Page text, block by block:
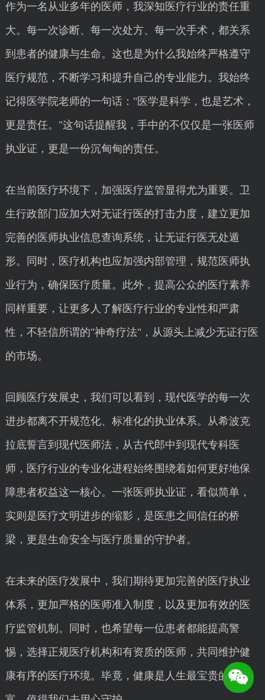
作为一名从业多年的医师，我深知医疗行业的责任重
大。每一次诊断、每一次处方、每一次手术，都关系
到患者的健康与生命。这也是为什么我始终严格遵守
医疗规范，不断学习和提升自己的专业能力。我始终
记得医学院老师的一句话："医学是科学，也是艺术，
更是责任。"这句话提醒我，手中的不仅仅是一张医师
执业证，更是一份沉甸甸的责任。
在当前医疗环境下，加强医疗监管显得尤为重要。卫
生行政部门应加大对无证行医的打击力度，建立更加
完善的医师执业信息查询系统，让无证行医无处遁
形。同时，医疗机构也应加强内部管理，规范医师执
业行为，确保医疗质量。此外，提高公众的医疗素养
同样重要，让更多人了解医疗行业的专业性和严肃
性，不轻信所谓的"神奇疗法"，从源头上减少无证行医
的市场。
回顾医疗发展史，我们可以看到，现代医学的每一次
进步都离不开规范化、标准化的执业体系。从希波克
拉底誓言到现代医师法，从古代郎中到现代专科医
师，医疗行业的专业化进程始终围绕着如何更好地保
障患者权益这一核心。一张医师执业证，看似简单，
实则是医疗文明进步的缩影，是医患之间信任的桥
梁，更是生命安全与医疗质量的守护者。
在未来的医疗发展中，我们期待更加完善的医疗执业
体系，更加严格的医师准入制度，以及更加有效的医
疗监管机制。同时，也希望每一位患者都能提高警
惕，选择正规医疗机构和有资质的医师，共同维护健
康有序的医疗环境。毕竟，健康是人生最宝贵的财